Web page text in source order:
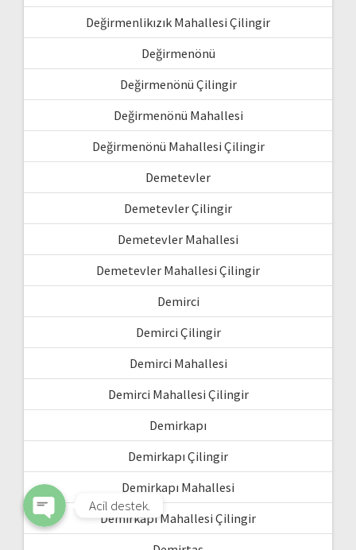
Değirmenlikızık Mahallesi Çilingir
Değirmenönü
Değirmenönü Çilingir
Değirmenönü Mahallesi
Değirmenönü Mahallesi Çilingir
Demetevler
Demetevler Çilingir
Demetevler Mahallesi
Demetevler Mahallesi Çilingir
Demirci
Demirci Çilingir
Demirci Mahallesi
Demirci Mahallesi Çilingir
Demirkapı
Demirkapı Çilingir
Demirkapı Mahallesi
Demirkapı Mahallesi Çilingir
WhatsApp
Acil destek.